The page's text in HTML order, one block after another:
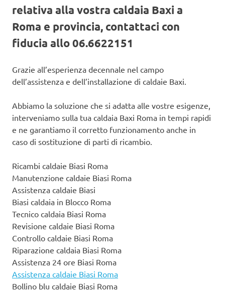
relativa alla vostra caldaia Baxi a
Roma e provincia, contattaci con
fiducia allo 06.6622151
Grazie all’esperienza decennale nel campo
dell’assistenza e dell’installazione di caldaie Baxi.
Abbiamo la soluzione che si adatta alle vostre esigenze,
interveniamo sulla tua caldaia Baxi Roma in tempi rapidi
e ne garantiamo il corretto funzionamento anche in
caso di sostituzione di parti di ricambio.
Ricambi caldaie Biasi Roma
Manutenzione caldaie Biasi Roma
Assistenza caldaie Biasi
Biasi caldaia in Blocco Roma
Tecnico caldaia Biasi Roma
Revisione caldaie Biasi Roma
Controllo caldaie Biasi Roma
Riparazione caldaia Biasi Roma
Assistenza 24 ore Biasi Roma
Assistenza caldaie Biasi Roma
Bollino blu caldaie Biasi Roma